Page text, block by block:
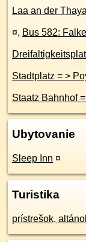
¤, Bus 582:
Ubytovanie
Sleep Inn ¤
Turistika
prístrešok,